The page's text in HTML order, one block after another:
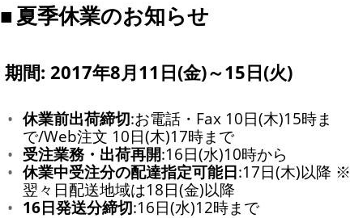
夏季休業のお知らせ
期間: 2017年8月11日(金)～15日(火)
休業前出荷締切:お電話・Fax 10日(木)15時ま
で/Web注文 10日(木)17時まで
受注業務・出荷再開:16日(水)10時から
休業中受注分の配達指定可能日:17日(木)以降 ※
翌々日配送地域は18日(金)以降
16日発送分締切:16日(水)12時まで